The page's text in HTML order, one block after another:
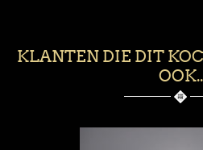
KLANTEN DIE DIT
OOK..